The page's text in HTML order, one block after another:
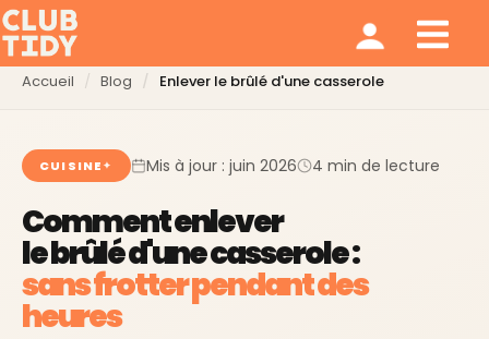
Accueil Blog Enlever le brûlé d'une casserole
CUISINE Mis à jour : juin 2026 4 min de lecture
Comment enlever
le brûlé d'une casserole :
sans frotter pendant des
heures